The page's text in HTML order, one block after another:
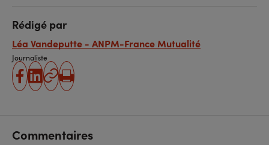
Rédigé par
Léa Vandeputte - ANPM-France Mutualité
Journaliste
partager
partager
Copier
Imprimer
Commentaires